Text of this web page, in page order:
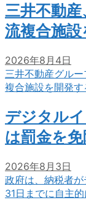
三井不動
流複合施
2026年8月4日
三井不動産グル
複合施設を開発
デジタル
は罰金を
2026年8月3日
政府は、納税者
31日までに自主